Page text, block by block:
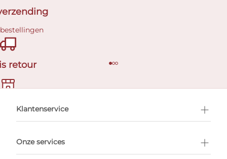
retour
afspraak
Klantenservice
Onze services